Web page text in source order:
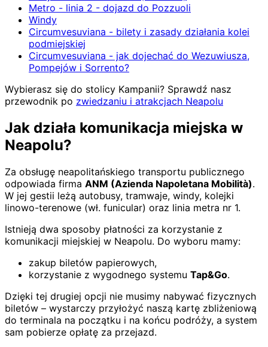
Metro - linia 2 - dojazd do Pozzuoli
Windy
Circumvesuviana - bilety i zasady działania kolei
podmiejskiej
Circumvesuviana - jak dojechać do Wezuwiusza,
Pompejów i Sorrento?
Wybierasz się do stolicy Kampanii? Sprawdź nasz
przewodnik po zwiedzaniu i atrakcjach Neapolu
Jak działa komunikacja miejska w
Neapolu?
Za obsługę neapolitańskiego transportu publicznego
odpowiada firma ANM (Azienda Napoletana Mobilità).
W jej gestii leżą autobusy, tramwaje, windy, kolejki
linowo-terenowe (wł. funicular) oraz linia metra nr 1.
Istnieją dwa sposoby płatności za korzystanie z
komunikacji miejskiej w Neapolu. Do wyboru mamy:
zakup biletów papierowych,
korzystanie z wygodnego systemu Tap&Go.
Dzięki tej drugiej opcji nie musimy nabywać fizycznych
biletów – wystarczy przyłożyć naszą kartę zbliżeniową
do terminala na początku i na końcu podróży, a system
sam pobierze opłatę za przejazd.